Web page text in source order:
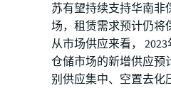
苏有望持续支持华南非
场，租赁需求预计仍将
从市场供应来看，
仓储市场的新增供应预
别供应集中、空置去化